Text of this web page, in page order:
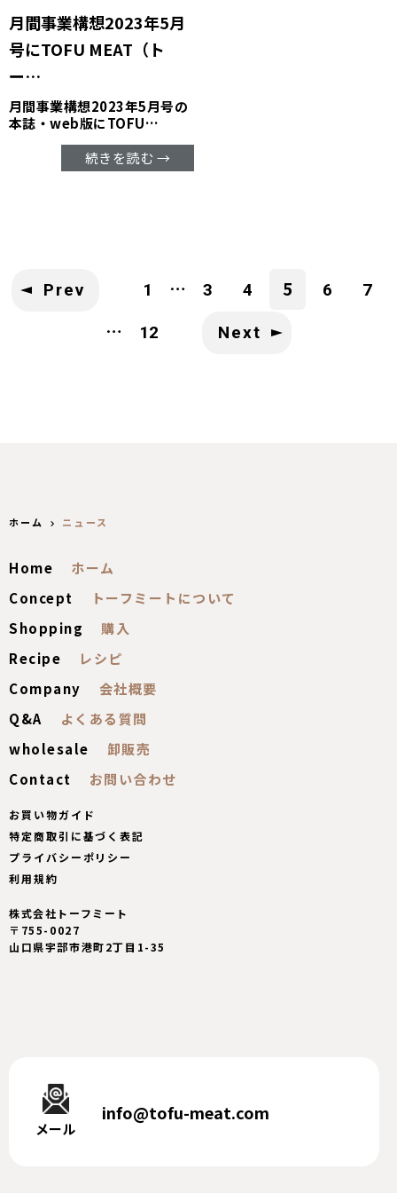
月間事業構想2023年5月
号にTOFU MEAT（ト
ー…
月間事業構想2023年5月号の
本誌・web版にTOFU…
続きを読む →
Prev 1 … 3 4 5 6 7
… 12 Next
ホーム ニュース
Home
Concept
Shopping
Recipe
Company
Q&A
wholesale
Contact
お買い物ガイド
特定商取引に基づく表記
プライバシーポリシー
利用規約
メール
info@tofu-meat.com
株式会社トーフミート
〒755-0027
山口県宇部市港町2丁目1-35